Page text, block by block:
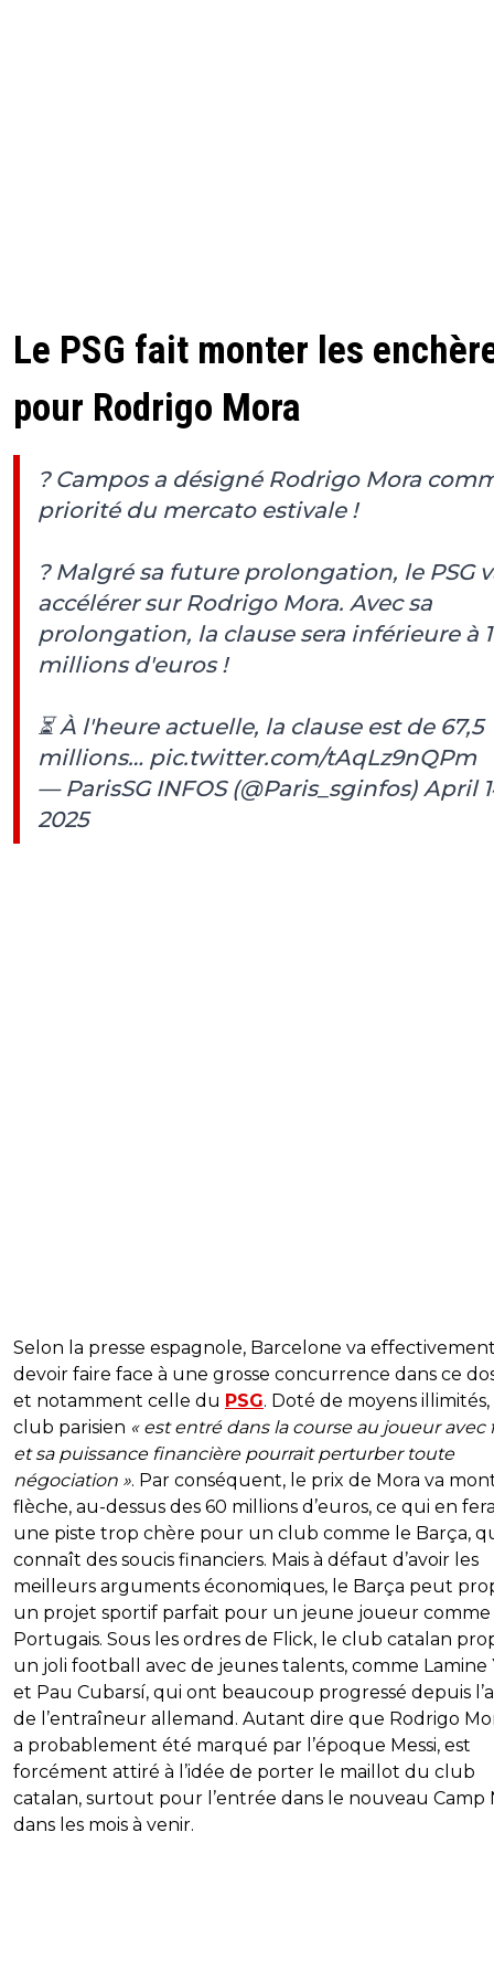
Le PSG fait monter les
pour Rodrigo Mora
? Campos a désigné Rodrigo Mora
priorité du mercato estivale !
? Malgré sa future prolongation, le PSG
accélérer sur Rodrigo Mora. Avec sa
prolongation, la clause sera inférieure à
millions d'euros !
⏳ À l'heure actuelle, la clause est de 67,5
millions… pic.twitter.com/tAqLz9nQPm
— ParisSG INFOS (@Paris_sginfos) April
2025
Selon la presse espagnole, Barcelone va
devoir faire face à une grosse concurrence dans ce
et notamment celle du PSG. Doté de moyens illimités,
club parisien « est entré dans la course au joueur avec
et sa puissance financière pourrait perturber toute
négociation ». Par conséquent, le prix de Mora va
flèche, au-dessus des 60 millions d’euros, ce qui en
une piste trop chère pour un club comme le Barça,
connaît des soucis financiers. Mais à défaut d’avoir les
meilleurs arguments économiques, le Barça peut
un projet sportif parfait pour un jeune joueur comme
Portugais. Sous les ordres de Flick, le club catalan
un joli football avec de jeunes talents, comme Lamine
et Pau Cubarsí, qui ont beaucoup progressé depuis
de l’entraîneur allemand. Autant dire que Rodrigo
a probablement été marqué par l’époque Messi, est
forcément attiré à l’idée de porter le maillot du club
catalan, surtout pour l’entrée dans le nouveau Camp
dans les mois à venir.